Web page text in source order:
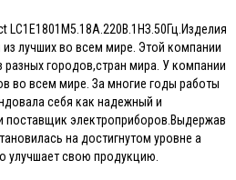
LC1E1801M5.18A.220B.1HЗ.50Гц.Изделия
из лучших во всем мире. Этой компании
городов,стран мира. У компании
во всем мире. За многие годы работы
себя как надежный и
поставщик электроприборов.Выдержав
на достигнутом уровне а
улучшает свою продукцию.